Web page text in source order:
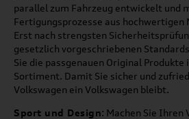
parallel zum Fahrzeug entwickelt und
Fertigungsprozesse aus
Erst nach strengsten
gesetzlich vorgeschriebenen
Sie die passgenauen Original Produkte
Sortiment. Damit Sie sicher und
Volkswagen ein Volkswagen bleibt.
Sport und Design: Machen Sie Ihren